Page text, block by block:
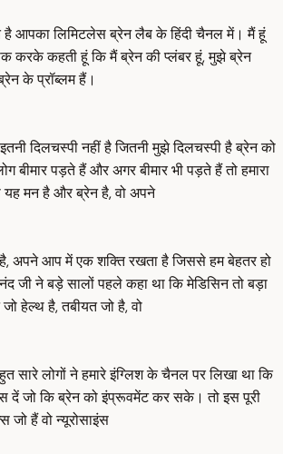
है आपका लिमिटलेस ब्रेन लैब के हिंदी चैनल में। मैं हूं
करके कहती हूं कि मैं ब्रेन की प्लंबर हूं, मुझे ब्रेन
के प्रॉब्लम हैं।
दिलचस्पी नहीं है जितनी मुझे दिलचस्पी है ब्रेन को
बीमार पड़ते हैं और अगर बीमार भी पड़ते हैं तो हमारा
यह मन है और ब्रेन है, वो अपने
अपने आप में एक शक्ति रखता है जिससे हम बेहतर हो
जी ने बड़े सालों पहले कहा था कि मेडिसिन तो बड़ा
हेल्थ है, तबीयत जो है, वो
सारे लोगों ने हमारे इंग्लिश के चैनल पर लिखा था कि
दें जो कि ब्रेन को इंप्रूवमेंट कर सके। तो इस पूरी
जो हैं वो न्यूरोसाइंस